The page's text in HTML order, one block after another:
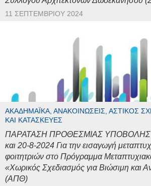
11 ΣΕΠΤΕΜΒΡΊΟΥ 2024
ΑΚΑΔΗΜΑΪΚΆ, ΑΝΑΚΟΙΝΏΣΕΙΣ, ΑΣΤΙΚΌΣ
ΚΑΙ ΚΑΤΑΣΚΕΥΈΣ
ΠΑΡΑΤΑΣΗ ΠΡΟΘΕΣΜΙΑΣ ΥΠΟΒΟΛΗΣ
και 20-8-2024 Για την εισαγωγή
φοιτητριών στο Πρόγραμμα
«Χωρικός Σχεδιασμός για Βιώσιμη και
(ΑΠΘ)